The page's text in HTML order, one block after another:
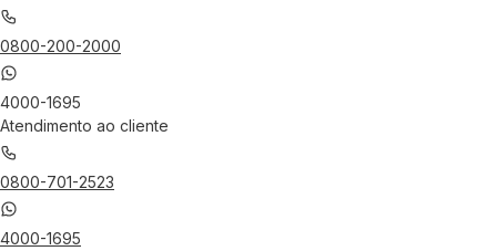
0800-200-2000
4000-1695
Atendimento ao cliente
0800-701-2523
4000-1695